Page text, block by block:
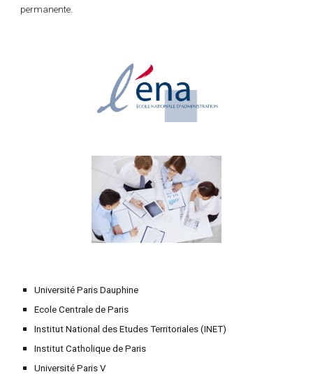
permanente.
Université Paris Dauphine
Ecole Centrale de Paris
Institut National des Etudes Territoriales (INET)
Institut Catholique de Paris
Université Paris V